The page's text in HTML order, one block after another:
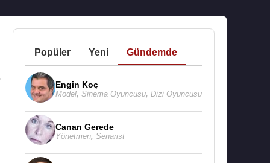
Popüler Yeni Gündemde
Engin Koç
Model, Sinema Oyuncusu, Dizi Oyuncusu
Canan Gerede
Yönetmen, Senarist